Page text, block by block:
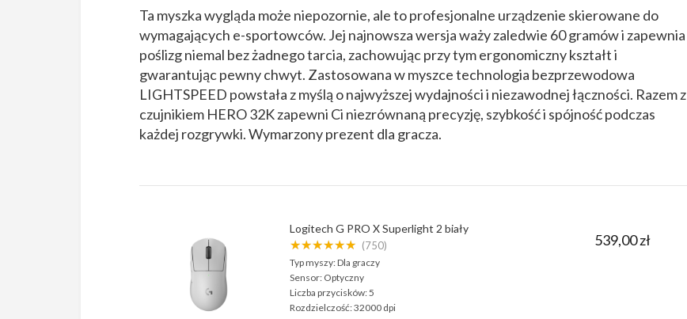
Ta myszka wygląda może niepozornie, ale to profesjonalne urządzenie skierowane do
wymagających e-sportowców. Jej najnowsza wersja waży zaledwie 60 gramów i zapewnia
poślizg niemal bez żadnego tarcia, zachowując przy tym ergonomiczny kształt i
gwarantując pewny chwyt. Zastosowana w myszce technologia bezprzewodowa
LIGHTSPEED powstała z myślą o najwyższej wydajności i niezawodnej łączności. Razem z
czujnikiem HERO 32K zapewni Ci niezrównaną precyzję, szybkość i spójność podczas
każdej rozgrywki. Wymarzony prezent dla gracza.
Logitech G PRO X Superlight 2 biały
★★★★★★ (750)
Typ myszy:Dla graczy
Sensor: Optyczny
Liczba przycisków:5
Rozdzielczość:32000 dpi
539,00 zł